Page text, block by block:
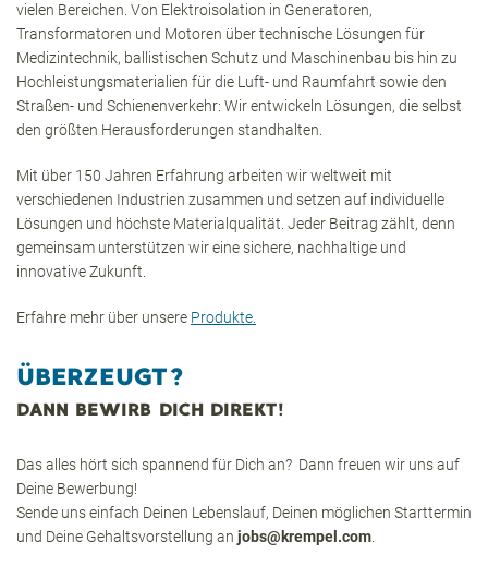
vielen Bereichen. Von Elektroisolation in Generatoren,
Transformatoren und Motoren über technische Lösungen für
Medizintechnik, ballistischen Schutz und Maschinenbau bis hin zu
Hochleistungsmaterialien für die Luft- und Raumfahrt sowie den
Straßen- und Schienenverkehr: Wir entwickeln Lösungen, die selbst
den größten Herausforderungen standhalten.
Mit über 150 Jahren Erfahrung arbeiten wir weltweit mit
verschiedenen Industrien zusammen und setzen auf individuelle
Lösungen und höchste Materialqualität. Jeder Beitrag zählt, denn
gemeinsam unterstützen wir eine sichere, nachhaltige und
innovative Zukunft.
Erfahre mehr über unsere Produkte.
ÜBERZEUGT?
DANN BEWIRB DICH DIREKT!
Das alles hört sich spannend für Dich an? Dann freuen wir uns auf
Deine Bewerbung!
Sende uns einfach Deinen Lebenslauf, Deinen möglichen Starttermin
und Deine Gehaltsvorstellung an jobs@krempel.com